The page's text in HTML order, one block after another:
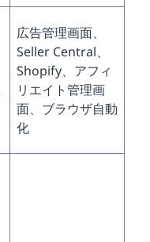
広告管理画面、
Seller Central、
Shopify、アフィ
リエイト管理画
面、ブラウザ自動
化